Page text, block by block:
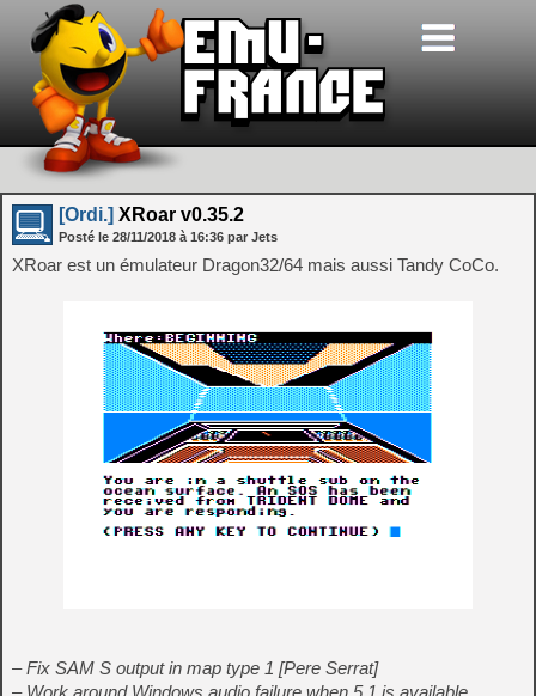
[Ordi.] XRoar v0.35.2
Posté le 28/11/2018 à 16:36 par Jets
XRoar est un émulateur Dragon32/64 mais aussi Tandy CoCo.
– Fix SAM S output in map type 1 [Pere Serrat]
– Work around Windows audio failure when 5.1 is available